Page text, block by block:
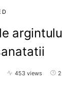
453 views